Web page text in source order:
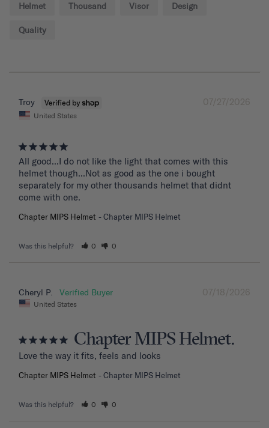
Helmet Thousand Visor Design
Quality
07/27/2026
Troy
United States
All good...I do not like the light that comes with this
helmet though...Not as good as the one i bought
separately for my other thousands helmet that didnt
come with one.
Chapter MIPS Helmet Chapter MIPS Helmet
Was this helpful? 0 0
07/18/2026
Cheryl P.
United States
Chapter MIPS Helmet.
Love the way it fits, feels and looks
Chapter MIPS Helmet Chapter MIPS Helmet
Was this helpful? 0 0